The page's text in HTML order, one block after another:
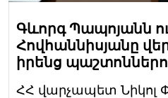
Գևորգ Պապոյանն
Հովհաննիսյանը
իրենց
ՀՀ վարչապետ Նիկոլ